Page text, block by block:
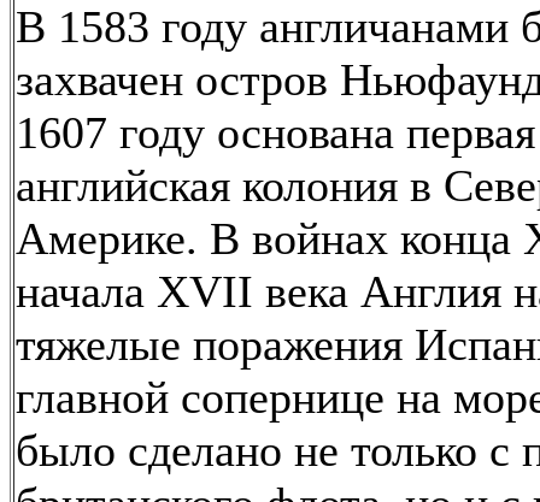
В 1583 году англичанами
захвачен остров
1607 году основана первая
английская колония в
Америке. В войнах конца
начала XVII века Англия
тяжелые поражения
главной сопернице на
было сделано не только